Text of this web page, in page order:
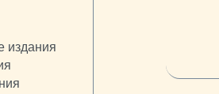
издания